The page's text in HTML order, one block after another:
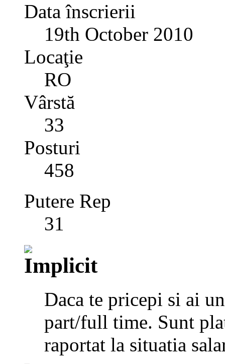
Data înscrierii
19th October 2010
Locaţie
RO
Vârstă
33
Posturi
458
Putere Rep
31
Daca te pricepi si ai
part/full time. Sunt
raportat la situatia